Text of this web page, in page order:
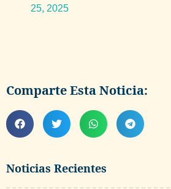
Noticias Recientes
25, 2025
Comparte Esta Noticia: